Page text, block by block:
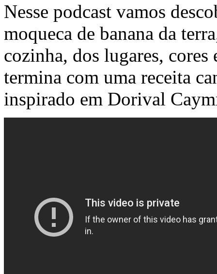
Nesse podcast vamos
moqueca de banana da
cozinha, dos lugares,
termina com uma receita
inspirado em Dorival